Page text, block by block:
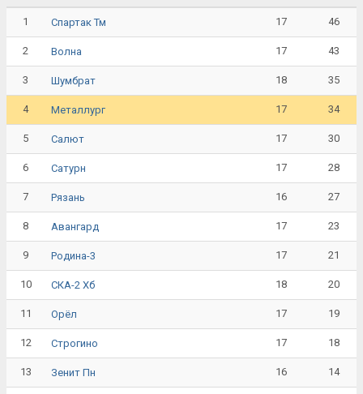
1 Спартак Тм 17 46
2 Волна 17 43
3 Шумбрат 18 35
4 Металлург 17 34
5 Салют 17 30
6 Сатурн 17 28
7 Рязань 16 27
8 Авангард 17 23
9 Родина-3 17 21
10 СКА-2 Хб 18 20
11 Орёл 17 19
12 Строгино 17 18
13 Зенит Пн 16 14